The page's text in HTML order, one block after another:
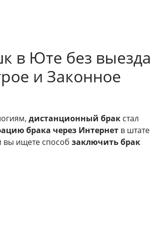
в Юте без выезда
и Законное
дистанционный брак стал
брака через Интернет в штате
вы ищете способ заключить брак